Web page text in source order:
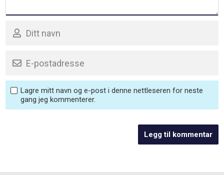
Lagre mitt navn og e-post i denne nettleseren for neste
gang jeg kommenterer.